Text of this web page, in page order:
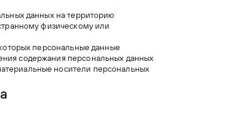
данных на территорию
физическому или
персональные данные
содержания персональных данных
носители персональных